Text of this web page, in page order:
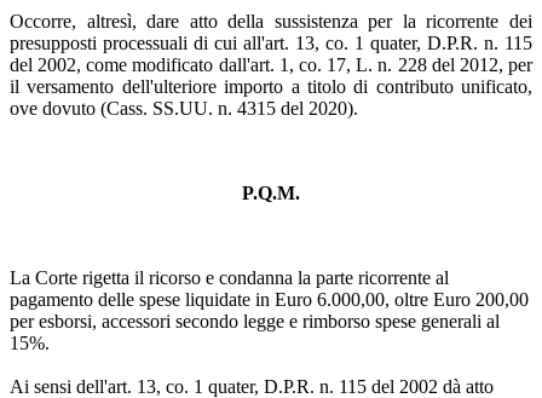
Occorre, altresì, dare atto della sussistenza per la ricorrente dei
presupposti processuali di cui all'art. 13, co. 1 quater, D.P.R. n. 115
del 2002, come modificato dall'art. 1, co. 17, L. n. 228 del 2012, per
il versamento dell'ulteriore importo a titolo di contributo unificato,
ove dovuto (Cass. SS.UU. n. 4315 del 2020).
P.Q.M.
La Corte rigetta il ricorso e condanna la parte ricorrente al
pagamento delle spese liquidate in Euro 6.000,00, oltre Euro 200,00
per esborsi, accessori secondo legge e rimborso spese generali al
15%.
Ai sensi dell'art. 13, co. 1 quater, D.P.R. n. 115 del 2002 dà atto